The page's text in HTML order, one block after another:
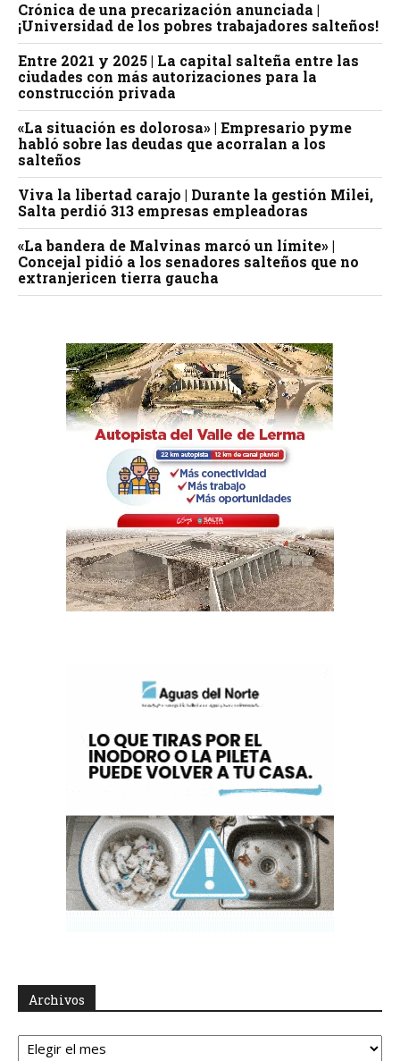
Crónica de una precarización anunciada |
¡Universidad de los pobres trabajadores salteños!
Entre 2021 y 2025 | La capital salteña entre las
ciudades con más autorizaciones para la
construcción privada
«La situación es dolorosa» | Empresario pyme
habló sobre las deudas que acorralan a los
salteños
Viva la libertad carajo | Durante la gestión Milei,
Salta perdió 313 empresas empleadoras
«La bandera de Malvinas marcó un límite» |
Concejal pidió a los senadores salteños que no
extranjericen tierra gaucha
Archivos
Archivos